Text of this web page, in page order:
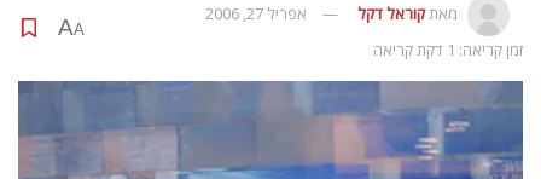
מאתקוראל דקל
אפריל 27, 2006
זמן קריאה: 1 דקת קריאה
A
A